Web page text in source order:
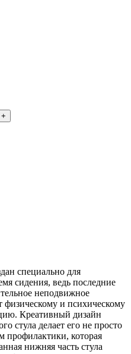
+
специально для
сидения, ведь последние
неподвижное
физическому и психическому
Креативный дизайн
стула делает его не просто
профилактики, которая
нижняя часть стула